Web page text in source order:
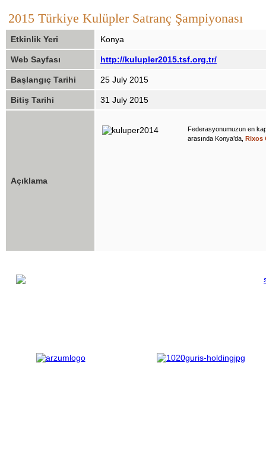
2015 Türkiye Kulüpler Satranç Şampiyonası
Etkinlik Yeri Konya
Web Sayfası http://kulupler2015.tsf.org.tr/
Başlangıç Tarihi 25 July 2015
Bitiş Tarihi 31 July 2015
Açıklama
Federasyonumuzun en
arasında Konya’da, Rixos